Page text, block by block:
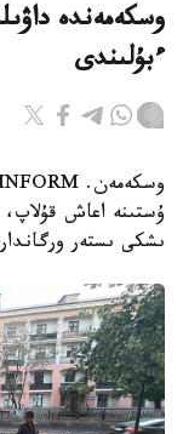
وسكەمەندە
ءبۇلىندى
ۇستىنە اعاش قۇلاپ،
ىشكى ىستەر